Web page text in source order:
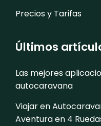
Precios y Tarifas
Últimos
Las mejores
autocaravana
Viajar en
Aventura en 4